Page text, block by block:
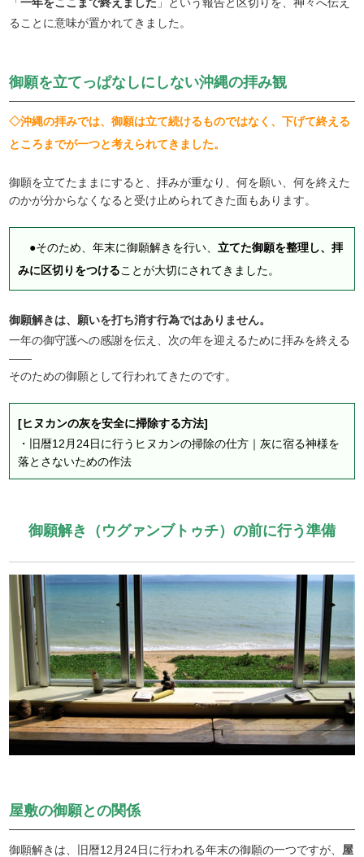
「一年をここまで終えました 」という報告と区切りを、神々へ伝え
ることに意味が置かれてきました。
御願を立てっぱなしにしない沖縄の拝み観
◇沖縄の拝みでは、御願は立て続けるものではなく、下げて終える
ところまでが一つと考えられてきました。
御願を立てたままにすると、拝みが重なり、何を願い、何を終えた
のかが分からなくなると受け止められてきた面もあります。
●そのため、年末に御願解きを行い、立てた御願を整理し、拝
みに区切りをつけることが大切にされてきました。
御願解きは、願いを打ち消す行為ではありません。
一年の御守護への感謝を伝え、次の年を迎えるために拝みを終える
――
そのための御願として行われてきたのです。
[ヒヌカンの灰を安全に掃除する方法]
・
旧暦12月24日に行うヒヌカンの掃除の仕方｜灰に宿る神様を
落とさないための作法
御願解き（ウグァンブトゥチ）の前に行う準備
屋敷の御願との関係
御願解きは、旧暦12月24日に行われる年末の御願の一つですが、 屋